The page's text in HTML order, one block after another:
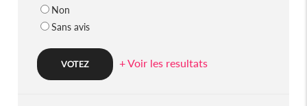
Non
Sans avis
+ Voir les resultats